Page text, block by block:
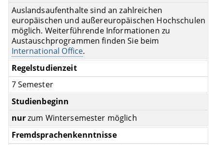
Auslandsaufenthalte sind an zahlreichen
europäischen und außereuropäischen Hochschulen
möglich. Weiterführende Informationen zu
Austauschprogrammen finden Sie beim
International Office.
Regelstudienzeit
7 Semester
Studienbeginn
nurzum Wintersemester möglich
Fremdsprachenkenntnisse